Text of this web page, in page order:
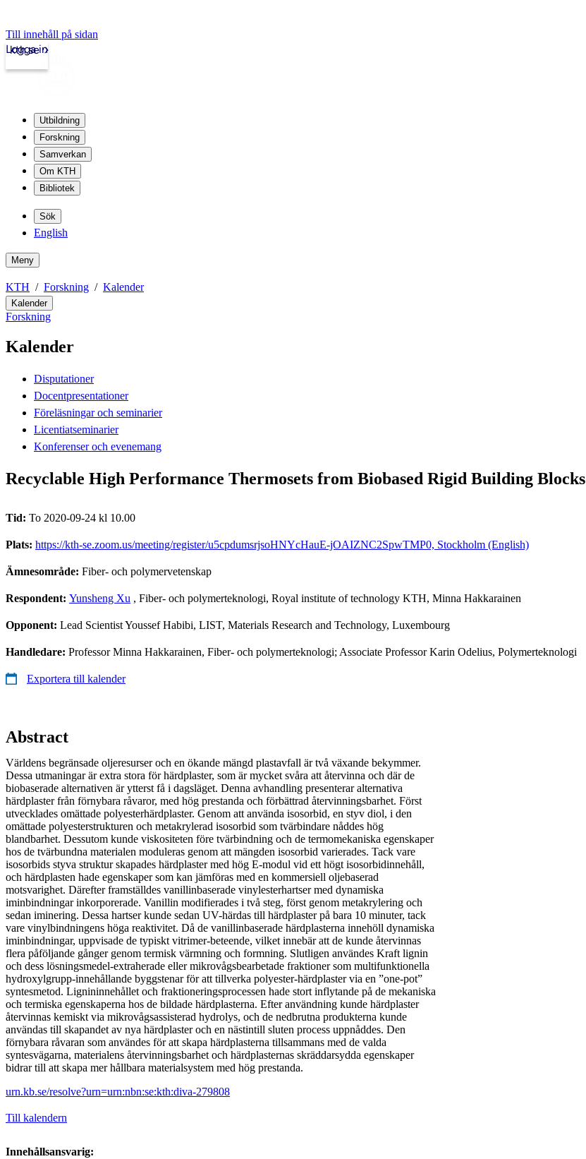
Till innehåll på sidan
kth.se
Logga in
Utbildning
Forskning
Samverkan
Om KTH
Bibliotek
Sök
English
Meny
KTH Forskning Kalender
Kalender
Forskning
Kalender
Disputationer
Docentpresentationer
Föreläsningar och seminarier
Licentiatseminarier
Konferenser och evenemang
Recyclable High Performance Thermosets from Biobased Rigid Building Blocks
Tid: To 2020-09-24 kl 10.00
Plats: https://kth-se.zoom.us/meeting/register/u5cpdumsrjsoHNYcHauE-jOAIZNC2SpwTMP0, Stockholm (English)
Ämnesområde: Fiber- och polymervetenskap
Respondent: Yunsheng Xu , Fiber- och polymerteknologi, Royal institute of technology KTH, Minna Hakkarainen
Opponent: Lead Scientist Youssef Habibi, LIST, Materials Research and Technology, Luxembourg
Handledare: Professor Minna Hakkarainen, Fiber- och polymerteknologi; Associate Professor Karin Odelius, Polymerteknologi
Exportera till kalender
Abstract
Världens begränsade oljeresurser och en ökande mängd plastavfall är två växande bekymmer.
Dessa utmaningar är extra stora för härdplaster, som är mycket svåra att återvinna och där de
biobaserade alternativen är ytterst få i dagsläget. Denna avhandling presenterar alternativa
härdplaster från förnybara råvaror, med hög prestanda och förbättrad återvinningsbarhet. Först
utvecklades omättade polyesterhärdplaster. Genom att använda isosorbid, en styv diol, i den
omättade polyesterstrukturen och metakrylerad isosorbid som tvärbindare nåddes hög
blandbarhet. Dessutom kunde viskositeten före tvärbindning och de termomekaniska egenskaper
hos de tvärbundna materialen moduleras genom att mängden isosorbid varierades. Tack vare
isosorbids styva struktur skapades härdplaster med hög E-modul vid ett högt isosorbidinnehåll,
och härdplasten hade egenskaper som kan jämföras med en kommersiell oljebaserad
motsvarighet. Därefter framställdes vanillinbaserade vinylesterhartser med dynamiska
iminbindningar inkorporerade. Vanillin modifierades i två steg, först genom metakrylering och
sedan iminering. Dessa hartser kunde sedan UV-härdas till härdplaster på bara 10 minuter, tack
vare vinylbindningens höga reaktivitet. Då de vanillinbaserade härdplasterna innehöll dynamiska
iminbindningar, uppvisade de typiskt vitrimer-beteende, vilket innebär att de kunde återvinnas
flera påföljande gånger genom termisk värmning och formning. Slutligen användes Kraft lignin
och dess lösningsmedel-extraherade eller mikrovågsbearbetade fraktioner som multifunktionella
hydroxylgrupp-innehållande byggstenar för att tillverka polyester-härdplaster via en ”one-pot”
syntesmetod. Lignininnehållet och fraktioneringsprocessen hade stort inflytande på de mekaniska
och termiska egenskaperna hos de bildade härdplasterna. Efter användning kunde härdplaster
återvinnas kemiskt via mikrovågsassisterad hydrolys, och de nedbrutna produkterna kunde
användas till skapandet av nya härdplaster och en nästintill sluten process uppnåddes. Den
förnybara råvaran som användes för att skapa härdplasterna tillsammans med de valda
syntesvägarna, materialens återvinningsbarhet och härdplasternas skräddarsydda egenskaper
bidrar till att skapa mer hållbara materialsystem med hög prestanda.
urn.kb.se/resolve?urn=urn:nbn:se:kth:diva-279808
Till kalendern
Innehållsansvarig: